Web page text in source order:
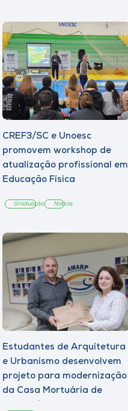
CREF3/SC e Unoesc
promovem workshop de
atualização profissional em
Educação Física
Graduação Notícia
Estudantes de Arquitetura
e Urbanismo desenvolvem
projeto para modernização
da Casa Mortuária de